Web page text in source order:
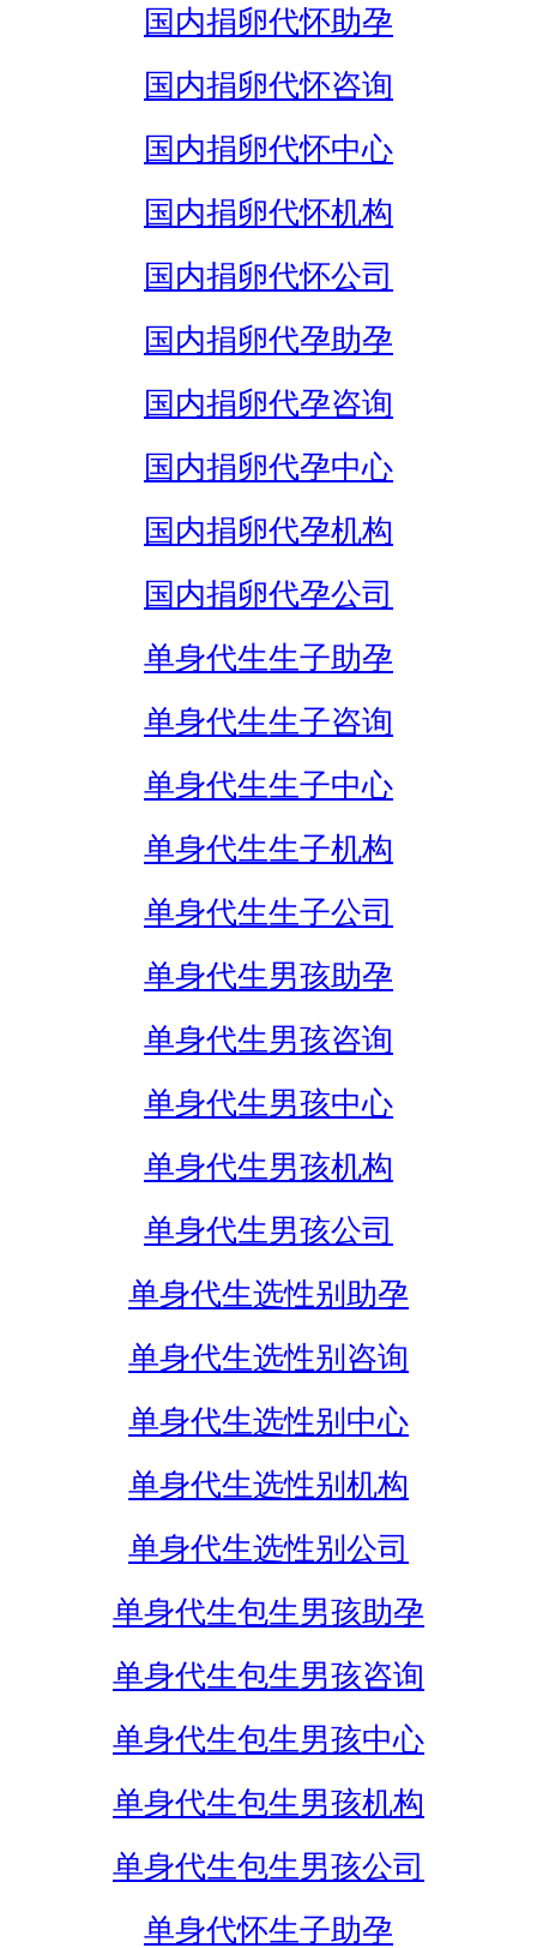
国内捐卵代怀助孕
国内捐卵代怀咨询
国内捐卵代怀中心
国内捐卵代怀机构
国内捐卵代怀公司
国内捐卵代孕助孕
国内捐卵代孕咨询
国内捐卵代孕中心
国内捐卵代孕机构
国内捐卵代孕公司
单身代生生子助孕
单身代生生子咨询
单身代生生子中心
单身代生生子机构
单身代生生子公司
单身代生男孩助孕
单身代生男孩咨询
单身代生男孩中心
单身代生男孩机构
单身代生男孩公司
单身代生选性别助孕
单身代生选性别咨询
单身代生选性别中心
单身代生选性别机构
单身代生选性别公司
单身代生包生男孩助孕
单身代生包生男孩咨询
单身代生包生男孩中心
单身代生包生男孩机构
单身代生包生男孩公司
单身代怀生子助孕